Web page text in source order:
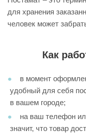
для хранения
человек может
Как
в момент
удобный для себя
в вашем городе;
на ваш телефон
значит, что товар